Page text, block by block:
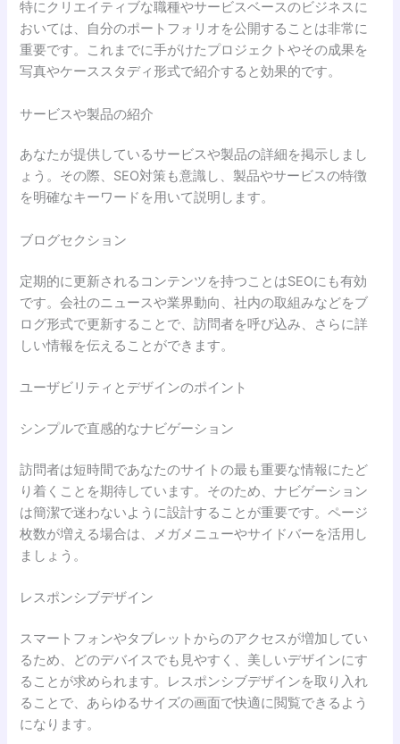
特にクリエイティブな職種やサービスベースのビジネスに
おいては、自分のポートフォリオを公開することは非常に
重要です。これまでに手がけたプロジェクトやその成果を
写真やケーススタディ形式で紹介すると効果的です。
サービスや製品の紹介
あなたが提供しているサービスや製品の詳細を掲示しまし
ょう。その際、SEO対策も意識し、製品やサービスの特徴
を明確なキーワードを用いて説明します。
ブログセクション
定期的に更新されるコンテンツを持つことはSEOにも有効
です。会社のニュースや業界動向、社内の取組みなどをブ
ログ形式で更新することで、訪問者を呼び込み、さらに詳
しい情報を伝えることができます。
ユーザビリティとデザインのポイント
シンプルで直感的なナビゲーション
訪問者は短時間であなたのサイトの最も重要な情報にたど
り着くことを期待しています。そのため、ナビゲーション
は簡潔で迷わないように設計することが重要です。ページ
枚数が増える場合は、メガメニューやサイドバーを活用し
ましょう。
レスポンシブデザイン
スマートフォンやタブレットからのアクセスが増加してい
るため、どのデバイスでも見やすく、美しいデザインにす
ることが求められます。レスポンシブデザインを取り入れ
ることで、あらゆるサイズの画面で快適に閲覧できるよう
になります。